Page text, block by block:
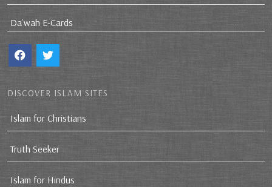
Da`wah E-Cards
DISCOVER ISLAM SITES
Islam for Christians
Truth Seeker
Islam for Hindus